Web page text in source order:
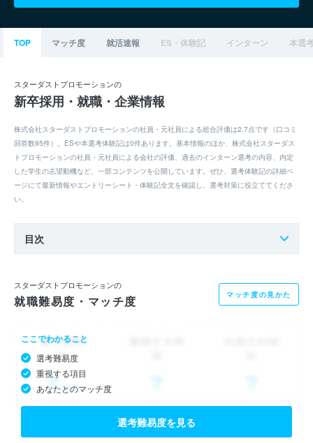
TOP マッチ度 就活速報 ES・体験記 インターン 本選
スターダストプロモーションの
新卒採用・就職・企業情報
株式会社スターダストプロモーションの社員・元社員による総合評価は2.7点です（口コミ
回答数95件）。ESや本選考体験記は0件あります。基本情報のほか、株式会社スターダス
トプロモーションの社員・元社員による会社の評価、過去のインターン選考の内容、内定
した学生の志望動機など、一部コンテンツを公開しています。ぜひ、選考体験記の詳細ペ
ージにて最新情報やエントリーシート・体験記全文を確認し、選考対策に役立ててくださ
い。
目次
スターダストプロモーションの
就職難易度・マッチ度 マッチ度の見かた
ここでわかること
選考難易度
重視する項目
あなたとのマッチ度
選考難易度を見る